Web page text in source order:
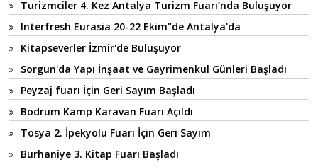
Turizmciler 4. Kez Antalya Turizm Fuarı’nda Buluşuyor
Interfresh Eurasia 20-22 Ekim"de Antalya'da
Kitapseverler İzmir'de Buluşuyor
Sorgun'da Yapı İnşaat ve Gayrimenkul Günleri Başladı
Peyzaj fuarı İçin Geri Sayım Başladı
Bodrum Kamp Karavan Fuarı Açıldı
Tosya 2. İpekyolu Fuarı İçin Geri Sayım
Burhaniye 3. Kitap Fuarı Başladı